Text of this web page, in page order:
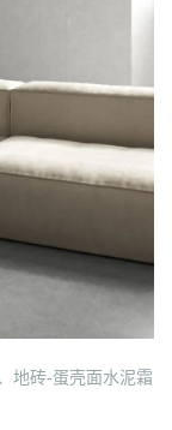
地砖-蛋壳面水泥霜